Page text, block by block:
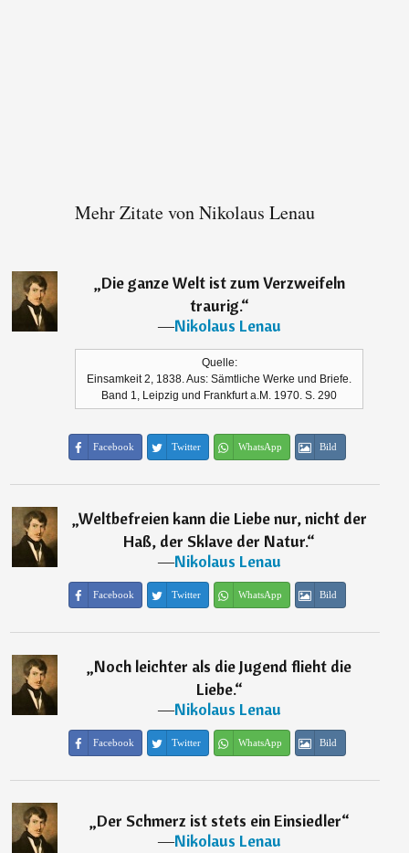
Mehr Zitate von Nikolaus Lenau
„Die ganze Welt ist zum Verzweifeln
traurig.“
―Nikolaus Lenau
Quelle:
Einsamkeit 2, 1838. Aus: Sämtliche Werke und Briefe.
Band 1, Leipzig und Frankfurt a.M. 1970. S. 290
Facebook Twitter WhatsApp Bild
„Weltbefreien kann die Liebe nur, nicht der
Haß, der Sklave der Natur.“
―Nikolaus Lenau
Facebook Twitter WhatsApp Bild
„Noch leichter als die Jugend flieht die
Liebe.“
―Nikolaus Lenau
Facebook Twitter WhatsApp Bild
„Der Schmerz ist stets ein Einsiedler“
―Nikolaus Lenau